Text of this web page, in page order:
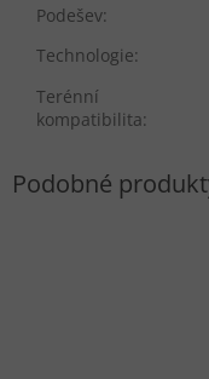
Podešev:
Technologie:
Terénní
kompatibilita: